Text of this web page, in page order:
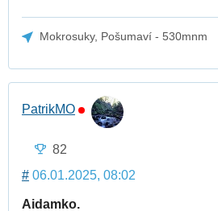
Mokrosuky, Pošumaví - 530mnm
PatrikMO
82
# 06.01.2025, 08:02
Aidamko.